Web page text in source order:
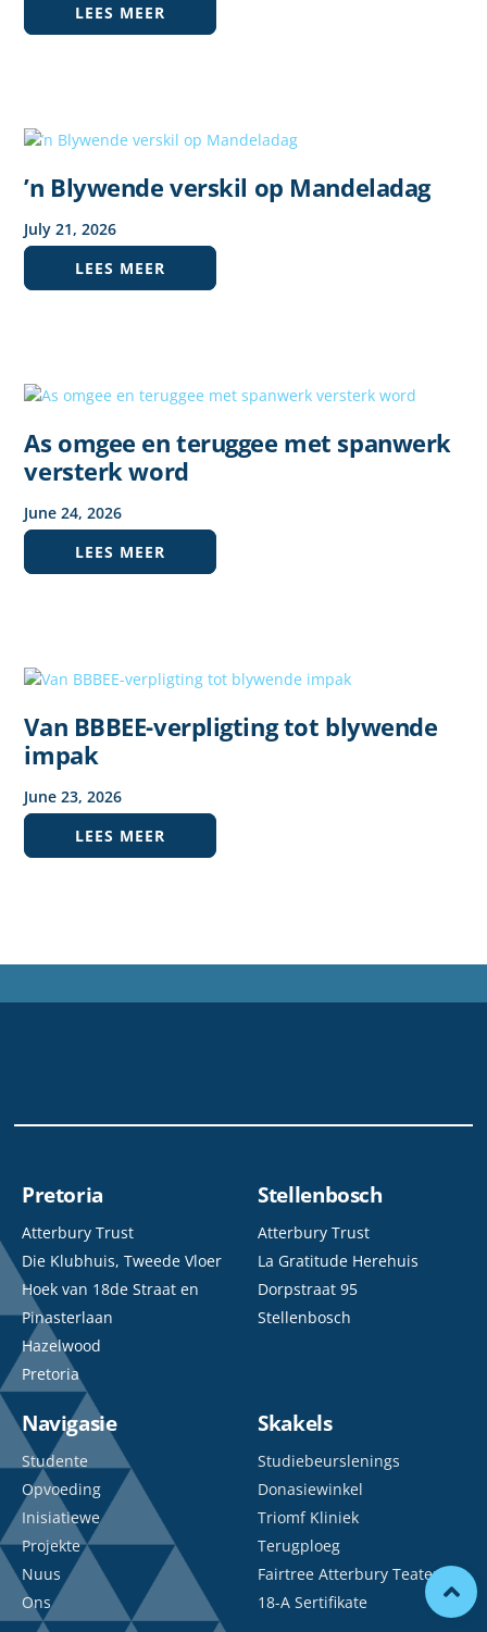
LEES MEER
’n Blywende verskil op Mandeladag
July 21,2026
LEES MEER
As omgee en teruggee met spanwerk
versterk word
June 24,2026
LEES MEER
Van BBBEE-verpligting tot blywende
impak
June 23,2026
LEES MEER
Pretoria
Atterbury Trust
Die Klubhuis, Tweede Vloer
Hoek van 18de Straat en
Pinasterlaan
Hazelwood
Pretoria
Stellenbosch
Atterbury Trust
La Gratitude Herehuis
Dorpstraat 95
Stellenbosch
Navigasie
Studente
Opvoeding
Inisiatiewe
Projekte
Nuus
Ons
Skakels
Studiebeurslenings
Donasiewinkel
Triomf Kliniek
Terugploeg
Fairtree Atterbury Teater
18-A Sertifikate